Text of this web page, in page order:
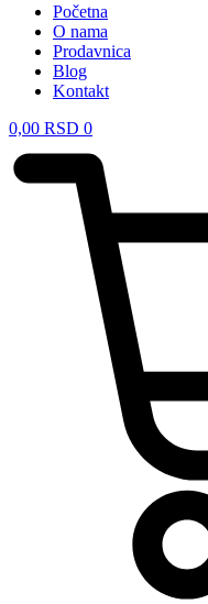
Početna
O nama
Prodavnica
Blog
Kontakt
0,00 RSD 0